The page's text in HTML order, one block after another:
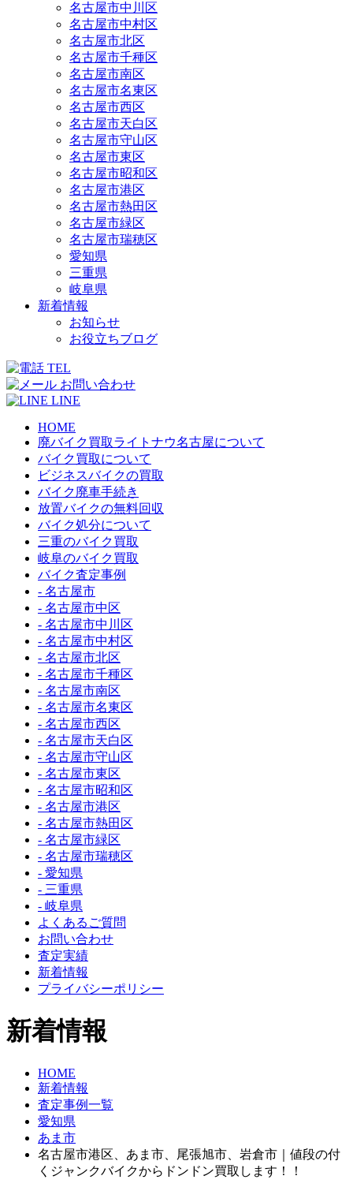
名古屋市中川区
名古屋市中村区
名古屋市北区
名古屋市千種区
名古屋市南区
名古屋市名東区
名古屋市西区
名古屋市天白区
名古屋市守山区
名古屋市東区
名古屋市昭和区
名古屋市港区
名古屋市熱田区
名古屋市緑区
名古屋市瑞穂区
愛知県
三重県
岐阜県
新着情報
お知らせ
お役立ちブログ
TEL
お問い合わせ
LINE
HOME
廃バイク買取ライトナウ名古屋について
バイク買取について
ビジネスバイクの買取
バイク廃車手続き
放置バイクの無料回収
バイク処分について
三重のバイク買取
岐阜のバイク買取
バイク査定事例
- 名古屋市
- 名古屋市中区
- 名古屋市中川区
- 名古屋市中村区
- 名古屋市北区
- 名古屋市千種区
- 名古屋市南区
- 名古屋市名東区
- 名古屋市西区
- 名古屋市天白区
- 名古屋市守山区
- 名古屋市東区
- 名古屋市昭和区
- 名古屋市港区
- 名古屋市熱田区
- 名古屋市緑区
- 名古屋市瑞穂区
- 愛知県
- 三重県
- 岐阜県
よくあるご質問
お問い合わせ
査定実績
新着情報
プライバシーポリシー
新着情報
HOME
新着情報
査定事例一覧
愛知県
あま市
名古屋市港区、あま市、尾張旭市、岩倉市｜値段の付
くジャンクバイクからドンドン買取します！！